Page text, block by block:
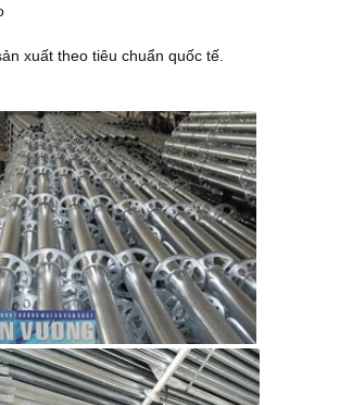
xuất theo tiêu chuẩn quốc tế.